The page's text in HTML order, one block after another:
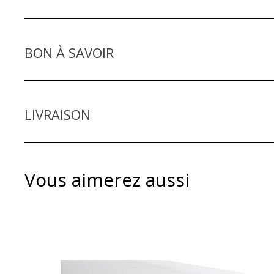
BON À SAVOIR
LIVRAISON
Les différents types de livraison
Vous aimerez aussi